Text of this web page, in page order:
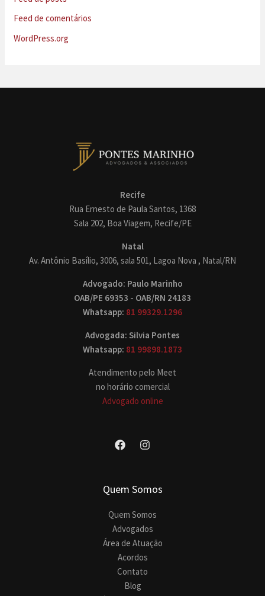
Feed de comentários
WordPress.org
Recife
Rua Ernesto de Paula Santos, 1368
Sala 202, Boa Viagem, Recife/PE
Natal
Av. Antônio Basílio, 3006, sala 501, Lagoa Nova , Natal/RN
Advogado: Paulo Marinho
OAB/PE 69353 - OAB/RN 24183
Whatsapp: 81 99329.1296
Advogada: Silvia Pontes
Whatsapp: 81 99898.1873
Atendimento pelo Meet
no horário comercial
Advogado online
Quem Somos
Quem Somos
Advogados
Área de Atuação
Acordos
Contato
Blog